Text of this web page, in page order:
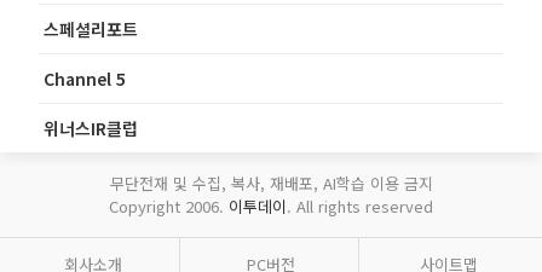
스페셜리포트
Channel 5
위너스IR클럽
무단전재 및 수집, 복사, 재배포, AI학습 이용 금지
Copyright 2006. 이투데이. All rights reserved
회사소개 PC버전 사이트맵